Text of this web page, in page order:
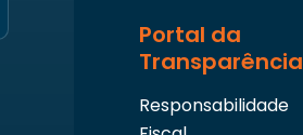
Portal da
Transparência
Responsabilidade